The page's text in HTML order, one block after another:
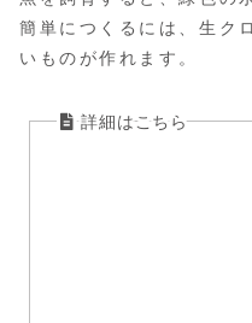
簡単につくるには、生ク
いものが作れます。